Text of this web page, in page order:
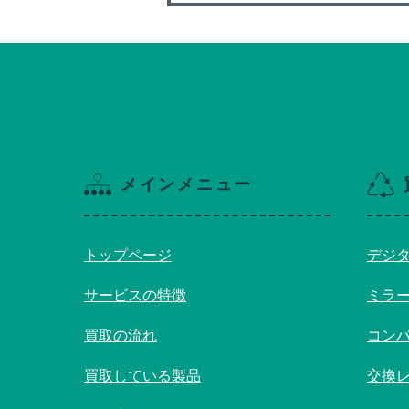
メインメニュー
トップページ
サービスの特徴
買取の流れ
買取している製品
デジ
ミラ
コン
交換